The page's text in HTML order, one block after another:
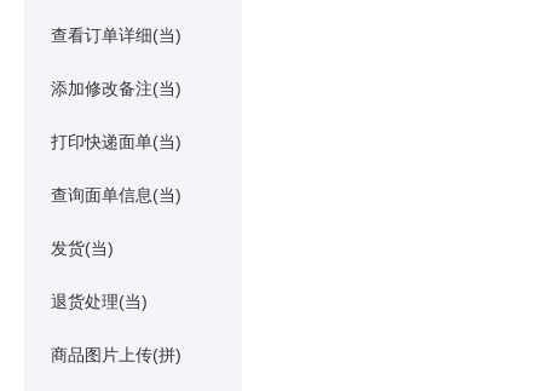
查看订单详细(当)
添加修改备注(当)
打印快递面单(当)
查询面单信息(当)
发货(当)
退货处理(当)
商品图片上传(拼)